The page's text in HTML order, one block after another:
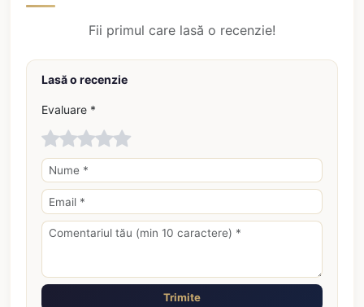
Fii primul care lasă o recenzie!
Lasă o recenzie
Evaluare *
Trimite